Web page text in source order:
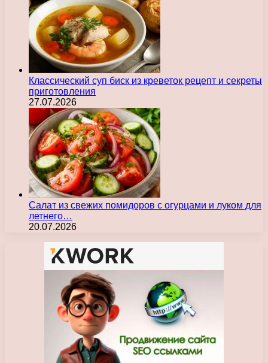
Классический суп биск из креветок рецепт и секреты
приготовления
27.07.2026
Салат из свежих помидоров с огурцами и луком для
летнего…
20.07.2026